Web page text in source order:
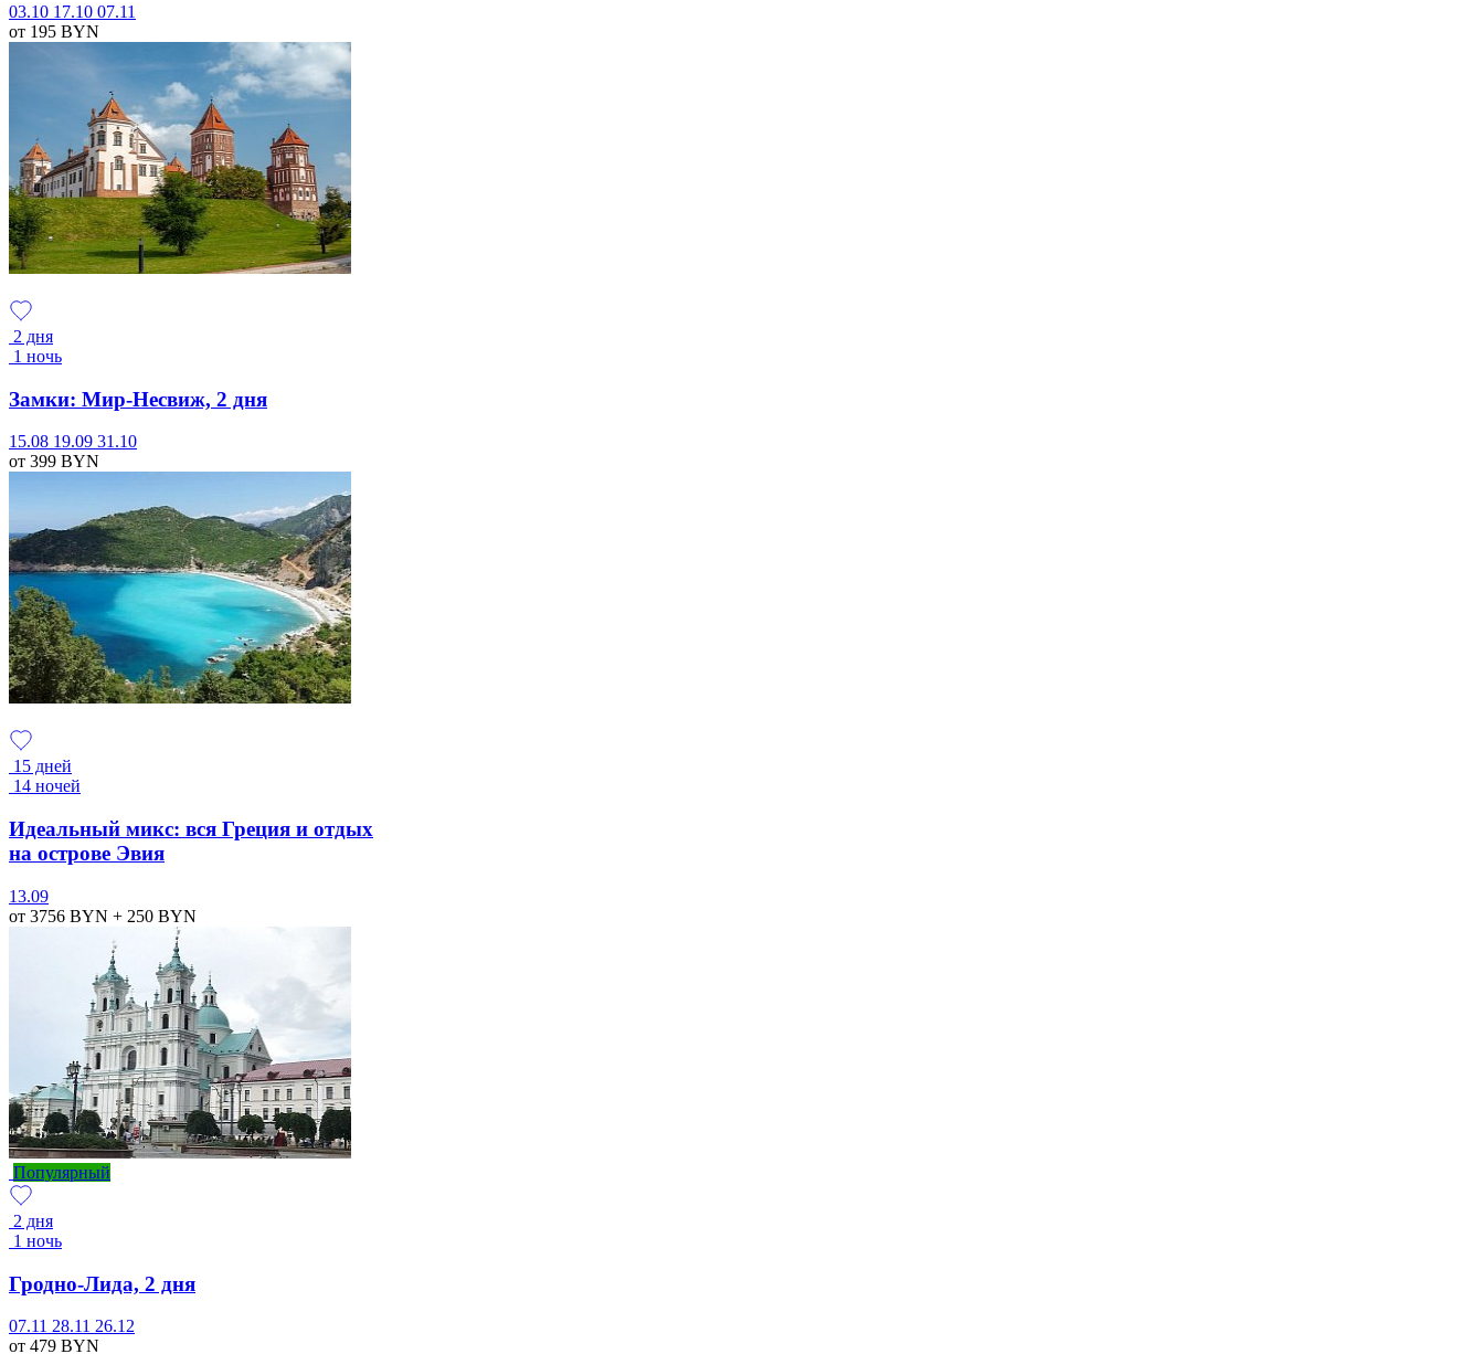
03.10 17.10 07.11
от 195 BYN
2 дня
1 ночь
Замки: Мир-Несвиж, 2 дня
15.08 19.09 31.10
от 399 BYN
15 дней
14 ночей
Идеальный микс: вся Греция и отдых
на острове Эвия
13.09
от 3756 BYN + 250 BYN
Популярный
2 дня
1 ночь
Гродно-Лида, 2 дня
07.11 28.11 26.12
от 479 BYN